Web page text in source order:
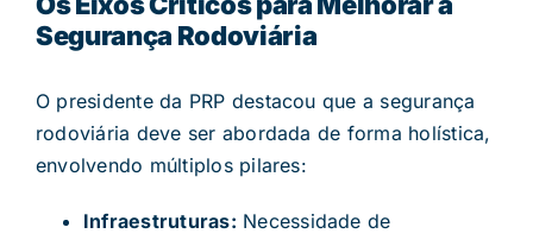
Segurança Rodoviária
O presidente da PRP destacou que a segurança
rodoviária deve ser abordada de forma holística,
envolvendo múltiplos pilares:
Infraestruturas: Necessidade de